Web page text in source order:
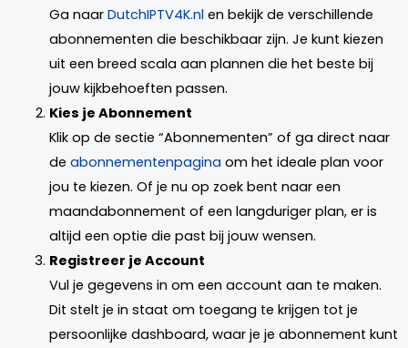
Ga naar DutchIPTV4K.nl en bekijk de verschillende
abonnementen die beschikbaar zijn. Je kunt kiezen
uit een breed scala aan plannen die het beste bij
jouw kijkbehoeften passen.
Kies je Abonnement
Klik op de sectie “Abonnementen” of ga direct naar
de abonnementenpagina om het ideale plan voor
jou te kiezen. Of je nu op zoek bent naar een
maandabonnement of een langduriger plan, er is
altijd een optie die past bij jouw wensen.
Registreer je Account
Vul je gegevens in om een account aan te maken.
Dit stelt je in staat om toegang te krijgen tot je
persoonlijke dashboard, waar je je abonnement kunt